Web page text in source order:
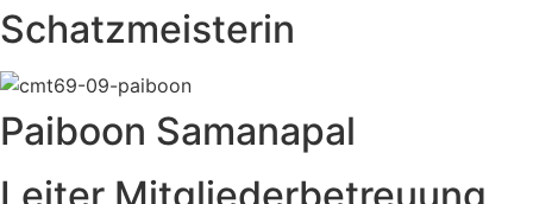
Schatzmeisterin
Paiboon Samanapal